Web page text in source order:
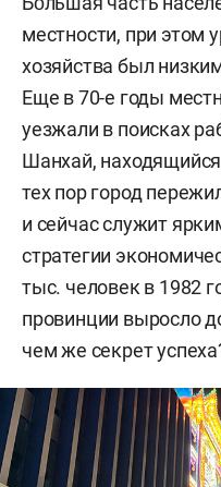
местности, при этом
хозяйства был
Еще в 70-е годы
уезжали в поисках
Шанхай,
тех пор город
и сейчас служит
стратегии
тыс. человек в 1982
провинции выросло
чем же секрет